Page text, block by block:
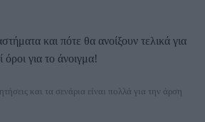
και πότε θα ανοίξουν τελικά για
όροι για το άνοιγμα!
και τα σενάρια είναι πολλά για την άρση